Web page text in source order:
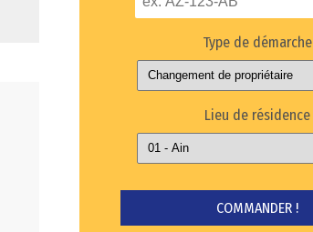
Type de démarche
Lieu de résidence